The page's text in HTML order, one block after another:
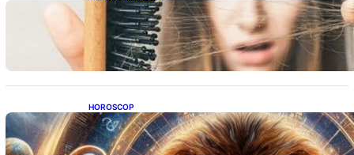
Semnele unei deficiențe de proteine:
Impactul asupra sănătății tale
HOROSCOP
Portalul Leului 8/8: Oportunități de
Abundență pentru Cinci Zodii în 2026